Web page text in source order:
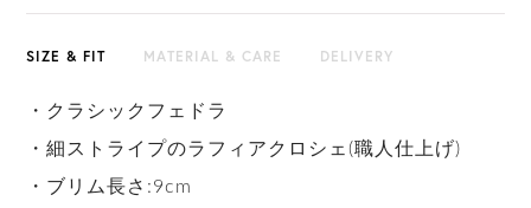
SIZE & FIT MATERIAL & CARE DELIVERY
・クラシックフェドラ
・細ストライプのラフィアクロシェ(職人仕上げ)
・ブリム長さ:9cm